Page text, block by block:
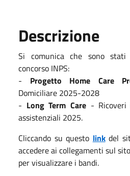
Descrizione
Si comunica che sono
concorso INPS:
- Progetto Home Care
Domiciliare 2025-2028
- Long Term Care- Ricoveri
assistenziali 2025.
Cliccando su questo linkdel
accedere ai collegamenti sul
per visualizzare i bandi.